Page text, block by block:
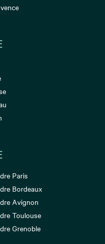
Paris
Bordeaux
Avignon
Toulouse
Grenoble